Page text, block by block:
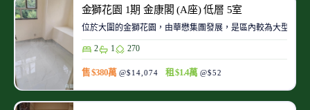
金獅花園 1期 金康閣 (A座) 低層 5室
位於大圍的金獅花園，由華懋集團發展，是區內較為大型的
2 1 270
售 $380萬 @$14,074 租 $1.4萬 @$52